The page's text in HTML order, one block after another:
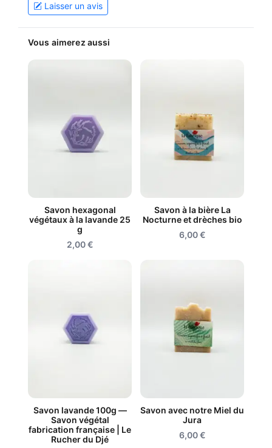
Laisser un avis
Vous aimerez aussi
Savon hexagonal
végétaux à la lavande 25
g
2,00€
Savon à la bière La
Nocturne et drèches bio
6,00€
Savon lavande 100g —
Savon végétal
fabrication française | Le
Rucher du Djé
Savon avec notre Miel du
Jura
6,00€